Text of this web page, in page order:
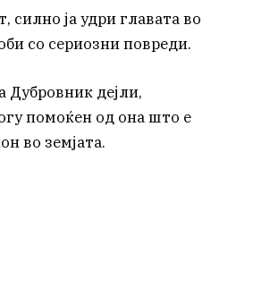
силно ја удри главата во
со сериозни повреди.
Дубровник дејли,
помоќен од она што е
во земјата.